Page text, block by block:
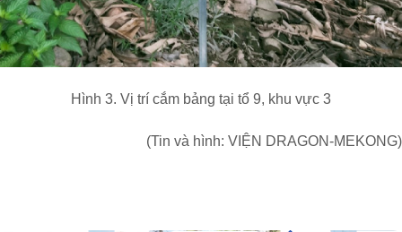
Hình 3. Vị trí cắm bảng tại tổ 9, khu vực 3
(Tin và hình: VIỆN DRAGON-MEKONG)